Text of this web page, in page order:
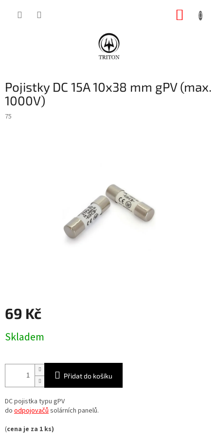
Pojistky DC 15A 10x38 mm gPV (max.
1000V)
75
69 Kč
cena:
Skladem
Přidat do košíku
DC pojistka typu gPV
do odpojovačůsolárních panelů.
(cena je za 1 ks)